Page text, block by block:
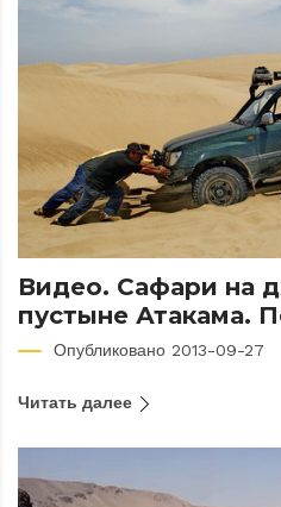
Видео. Сафари на
пустыне Атакама.
Опубликовано 2013-09-27
Читать далее